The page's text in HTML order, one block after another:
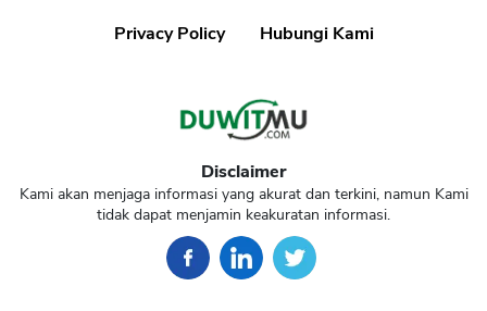
Privacy Policy
Hubungi Kami
Disclaimer
Kami akan menjaga informasi yang akurat dan terkini, namun Kami
tidak dapat menjamin keakuratan informasi.